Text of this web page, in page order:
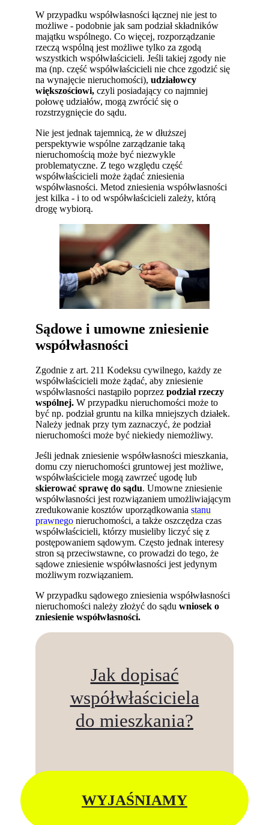
W przypadku współwłasności łącznej nie jest to
możliwe - podobnie jak sam podział składników
majątku wspólnego. Co więcej, rozporządzanie
rzeczą wspólną jest możliwe tylko za zgodą
wszystkich współwłaścicieli. Jeśli takiej zgody nie
ma (np. część współwłaścicieli nie chce zgodzić się
na wynajęcie nieruchomości),udziałowcy
większościowi, czyli posiadający co najmniej
połowę udziałów, mogą zwrócić się o
rozstrzygnięcie do sądu.
Nie jest jednak tajemnicą, że w dłuższej
perspektywie wspólne zarządzanie taką
nieruchomością może być niezwykle
problematyczne. Z tego względu część
współwłaścicieli może żądać zniesienia
współwłasności. Metod zniesienia współwłasności
jest kilka - i to od współwłaścicieli zależy, którą
drogę wybiorą.
Sądowe i umowne zniesienie
współwłasności
Zgodnie z art. 211 Kodeksu cywilnego, każdy ze
współwłaścicieli może żądać, aby zniesienie
współwłasności nastąpiło poprzez podział rzeczy
wspólnej. W przypadku nieruchomości może to
być np. podział gruntu na kilka mniejszych działek.
Należy jednak przy tym zaznaczyć, że podział
nieruchomości może być niekiedy niemożliwy.
Jeśli jednak zniesienie współwłasności mieszkania,
domu czy nieruchomości gruntowej jest możliwe,
współwłaściciele mogą zawrzeć ugodę lub
skierować sprawę do sądu. Umowne zniesienie
współwłasności jest rozwiązaniem umożliwiającym
zredukowanie kosztów uporządkowaniastanu
prawnego nieruchomości, a także oszczędza czas
współwłaścicieli, którzy musieliby liczyć się z
postępowaniem sądowym. Często jednak interesy
stron są przeciwstawne, co prowadzi do tego, że
sądowe zniesienie współwłasności jest jedynym
możliwym rozwiązaniem.
W przypadku sądowego zniesienia współwłasności
nieruchomości należy złożyć do sąduwniosek o
zniesienie współwłasności.
Jak dopisać
współwłaściciela
do mieszkania?
WYJAŚNIAMY